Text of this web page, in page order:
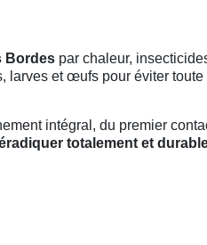
Bordes par chaleur,
larves et œufs pour éviter toute
intégral, du premier
totalement et